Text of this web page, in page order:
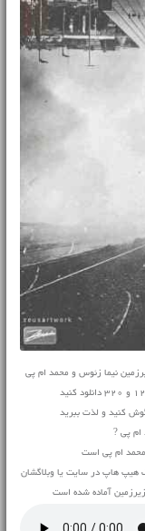
نیما زئوس و محمد ام پی
کنید و لذت ببرید
ام پی ?
ام پی است
هیپ هاپ در سایت یا وبلاگشان
آماده شده است